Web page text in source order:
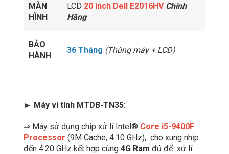
MÀN
HÌNH
LCD 20 inch Dell E2016HV Chính
Hãng
BẢO
HÀNH
36 Tháng (Thùng máy + LCD)
► Máy vi tính MTDB-TN35:
⇒ Máy sử dụng chip xử lí Intel® Core i5-9400F
Processor (9M Cache, 4.10 GHz), cho xung nhịp
đến 4.20 GHz kết hợp cùng 4G Ram đủ để xử lí